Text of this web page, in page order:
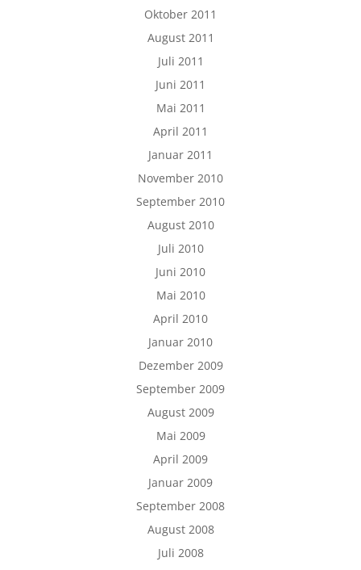
Oktober 2011
August 2011
Juli 2011
Juni 2011
Mai 2011
April 2011
Januar 2011
November 2010
September 2010
August 2010
Juli 2010
Juni 2010
Mai 2010
April 2010
Januar 2010
Dezember 2009
September 2009
August 2009
Mai 2009
April 2009
Januar 2009
September 2008
August 2008
Juli 2008